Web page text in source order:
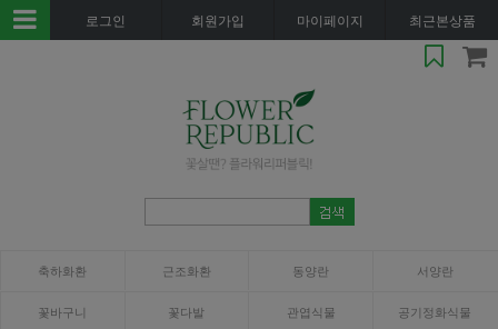
로그인 회원가입 마이페이지 최근본상품
축하화환 근조화환 동양란 서양란
꽃바구니 꽃다발 관엽식물 공기정화식물